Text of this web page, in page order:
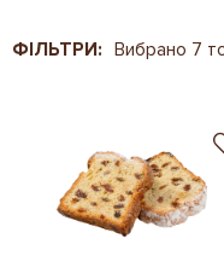
ФІЛЬТРИ: Вибрано 7